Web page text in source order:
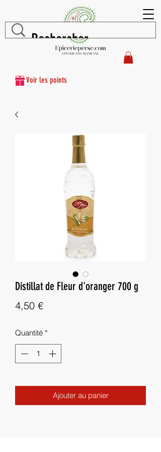
Voir les points
Distillat de Fleur d'oranger 700 g
4,50 €Prix
Quantité *
Ajouter au panier